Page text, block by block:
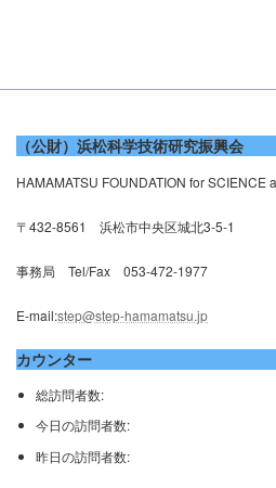
（公財）浜松科学技術研究振興会
HAMAMATSU FOUNDATION for SCIENCE
〒432-8561 浜松市中央区城北3-5-1
事務局 Tel/Fax 053-472-1977
E-mail:step@step-hamamatsu.jp
カウンター
総訪問者数:
今日の訪問者数:
昨日の訪問者数: